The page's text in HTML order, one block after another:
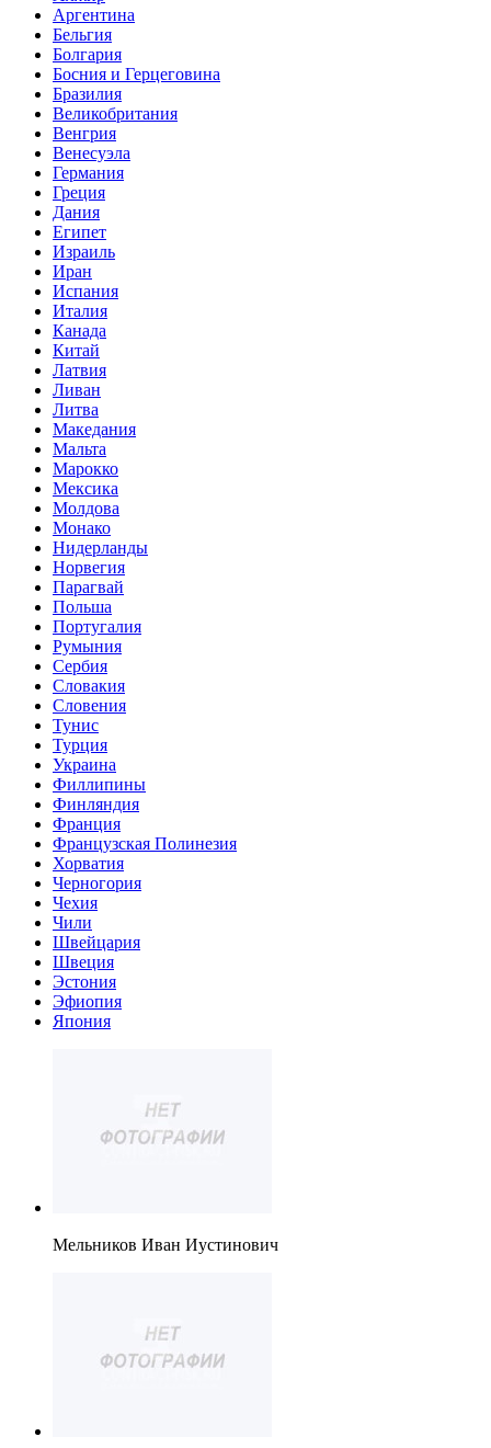
Аргентина
Бельгия
Болгария
Босния и Герцеговина
Бразилия
Великобритания
Венгрия
Венесуэла
Германия
Греция
Дания
Египет
Израиль
Иран
Испания
Италия
Канада
Китай
Латвия
Ливан
Литва
Македания
Мальта
Марокко
Мексика
Молдова
Монако
Нидерланды
Норвегия
Парагвай
Польша
Португалия
Румыния
Сербия
Словакия
Словения
Тунис
Турция
Украина
Филлипины
Финляндия
Франция
Французская Полинезия
Хорватия
Черногория
Чехия
Чили
Швейцария
Швеция
Эстония
Эфиопия
Япония
Мельников Иван Иустинович